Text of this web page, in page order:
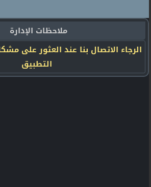
ملاحظات الإدارة
الرجاء الاتصال بنا عند العثور على
التطبيق